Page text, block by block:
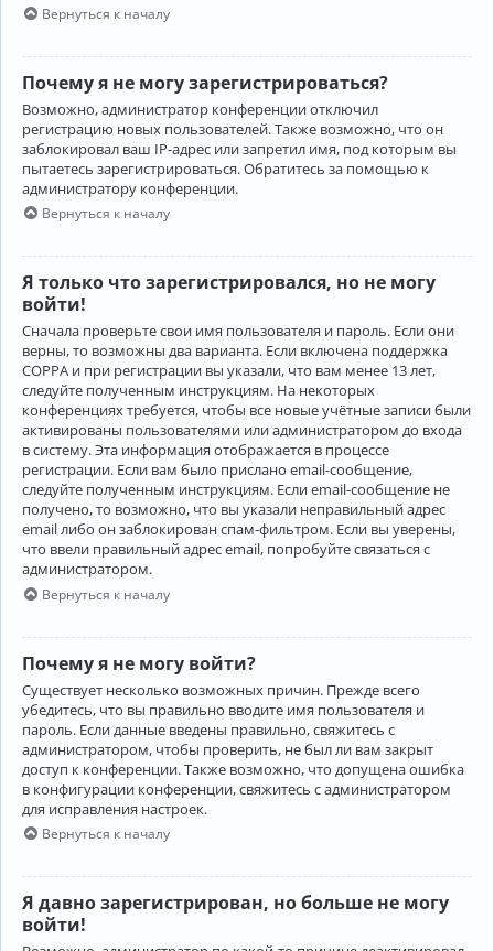
Вернуться к началу
Почему я не могу зарегистрироваться?
Возможно, администратор конференции отключил
регистрацию новых пользователей. Также возможно, что он
заблокировал ваш IP-адрес или запретил имя, под которым вы
пытаетесь зарегистрироваться. Обратитесь за помощью к
администратору конференции.
Вернуться к началу
Я только что зарегистрировался, но не могу
войти!
Сначала проверьте свои имя пользователя и пароль. Если они
верны, то возможны два варианта. Если включена поддержка
COPPA и при регистрации вы указали, что вам менее 13 лет,
следуйте полученным инструкциям. На некоторых
конференциях требуется, чтобы все новые учётные записи были
активированы пользователями или администратором до входа
в систему. Эта информация отображается в процессе
регистрации. Если вам было прислано email-сообщение,
следуйте полученным инструкциям. Если email-сообщение не
получено, то возможно, что вы указали неправильный адрес
email либо он заблокирован спам-фильтром. Если вы уверены,
что ввели правильный адрес email, попробуйте связаться с
администратором.
Вернуться к началу
Почему я не могу войти?
Существует несколько возможных причин. Прежде всего
убедитесь, что вы правильно вводите имя пользователя и
пароль. Если данные введены правильно, свяжитесь с
администратором, чтобы проверить, не был ли вам закрыт
доступ к конференции. Также возможно, что допущена ошибка
в конфигурации конференции, свяжитесь с администратором
для исправления настроек.
Вернуться к началу
Я давно зарегистрирован, но больше не могу
войти!